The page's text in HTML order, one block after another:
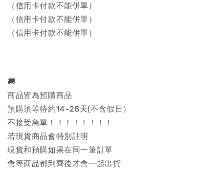
（信用卡付款不能併單）
（信用卡付款不能併單）
（信用卡付款不能併單）
🚚
商品皆為預購商品
預購須等待約14~28天(不含假日）
不接受急單！！！！！！！！
若現貨商品會特別註明
現貨和預購如果在同一筆訂單
會等商品都到齊後才會一起出貨